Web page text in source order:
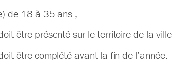
de 18 à 35 ans ;
être présenté sur le territoire de la
être complété avant la fin de l’année.